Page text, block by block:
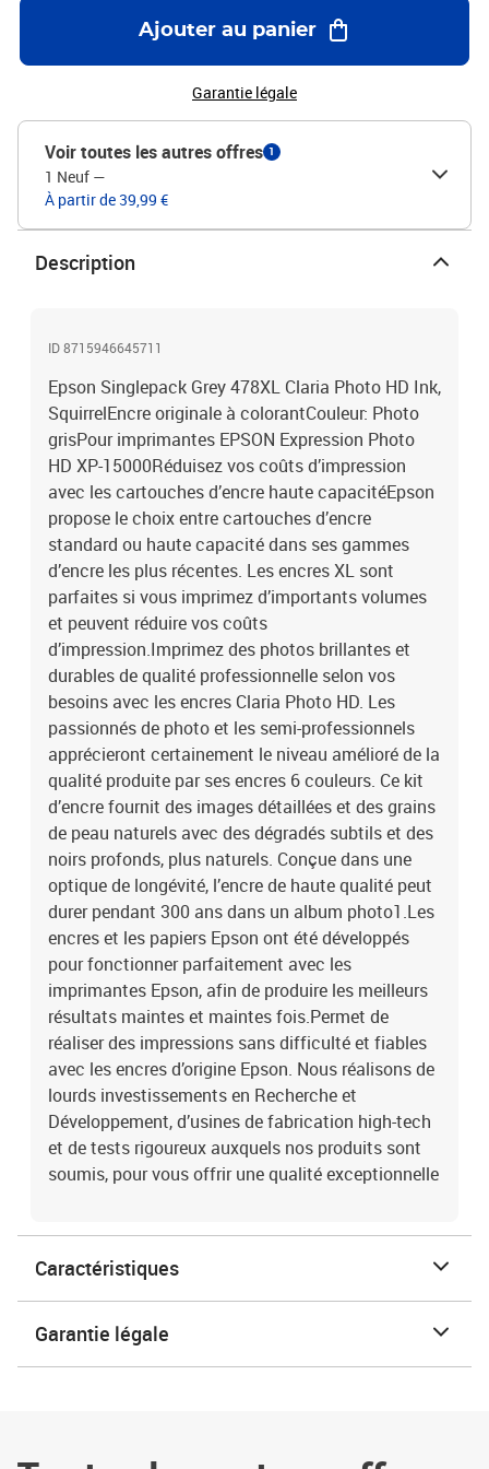
pendant 300 ans dans un album photo1.Les encres et les papiers
Epson ont été développés pour fonctionner parfaitement avec les
imprimantes Epson, afin de produire les meilleurs résultats
maintes et maintes fois.Permet de réaliser des impressions sans
de lourds investissements en Recherche et Développement,
d’usines de fabrication high-tech et de tests rigoureux auxquels
nos produits sont soumis, pour vous offrir une qualité
exceptionnelle
Ajouter au panier
Garantie légale
Voir toutes les autres offres 1
1 Neuf —
À partir de 39,99 €
Description
ID 8715946645711
Epson Singlepack Grey 478XL Claria Photo HD Ink,
SquirrelEncre originale à colorantCouleur: Photo
grisPour imprimantes EPSON Expression Photo
HD XP-15000Réduisez vos coûts d’impression
avec les cartouches d’encre haute capacitéEpson
propose le choix entre cartouches d’encre
standard ou haute capacité dans ses gammes
d’encre les plus récentes. Les encres XL sont
parfaites si vous imprimez d’importants volumes
et peuvent réduire vos coûts
d’impression.Imprimez des photos brillantes et
durables de qualité professionnelle selon vos
besoins avec les encres Claria Photo HD. Les
passionnés de photo et les semi-professionnels
apprécieront certainement le niveau amélioré de la
qualité produite par ses encres 6 couleurs. Ce kit
d’encre fournit des images détaillées et des grains
de peau naturels avec des dégradés subtils et des
noirs profonds, plus naturels. Conçue dans une
optique de longévité, l’encre de haute qualité peut
durer pendant 300 ans dans un album photo1.Les
encres et les papiers Epson ont été développés
pour fonctionner parfaitement avec les
imprimantes Epson, afin de produire les meilleurs
résultats maintes et maintes fois.Permet de
réaliser des impressions sans difficulté et fiables
avec les encres d’origine Epson. Nous réalisons de
lourds investissements en Recherche et
Développement, d’usines de fabrication high-tech
et de tests rigoureux auxquels nos produits sont
soumis, pour vous offrir une qualité exceptionnelle
Caractéristiques
Garantie légale